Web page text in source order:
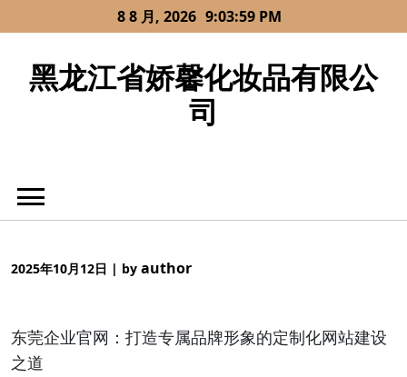
to
8 8 月, 2026 9:03:59 PM
黑龙江省娇馨化妆品有限公
司
2025年10月12日 | by author
东莞企业官网：打造专属品牌形象的定制化网站建设
之道